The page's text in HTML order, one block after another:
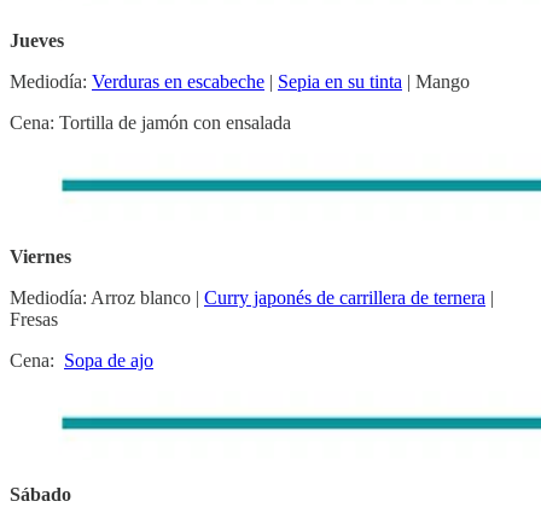
Jueves
Mediodía: Verduras en escabeche | Sepia en su tinta | Mango
Cena: Tortilla de jamón con ensalada
Viernes
Mediodía: Arroz blanco | Curry japonés de carrillera de ternera |
Fresas
Cena: Sopa de ajo
Sábado